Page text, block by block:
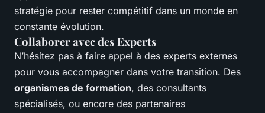
stratégie pour rester compétitif dans un monde en
constante évolution.
Collaborer avec des Experts
N’hésitez pas à faire appel à des experts externes
pour vous accompagner dans votre transition. Des
organismes de formation, des consultants
spécialisés, ou encore des partenaires